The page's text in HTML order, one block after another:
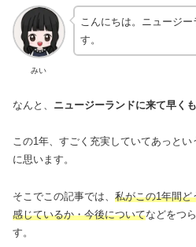
みい
こんにちは。ニュージ
す。
なんと、 ニュージーランドに来て早くも
この1年、すごく充実していてあっと
に思います。
そこでこの記事では、 私がこの1年間ど
感じているか・今後についてなどをつ
す。